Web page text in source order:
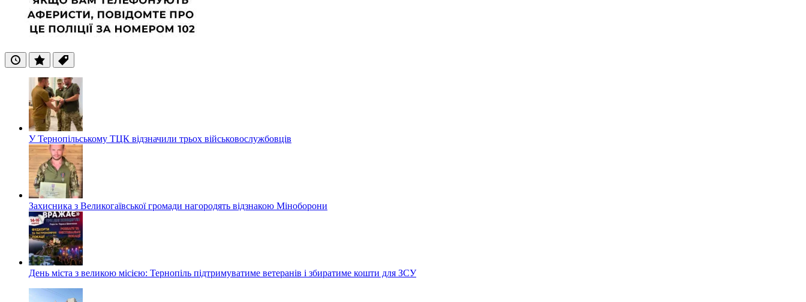
ОстанніПопулярні
Теги
У Тернопільському ТЦК відзначили трьох військовослужбовців
Захисника з Великогаївської громади нагородять відзнакою Міноборони
День міста з великою місією: Тернопіль підтримуватиме ветеранів і збиратиме кошти для ЗСУ